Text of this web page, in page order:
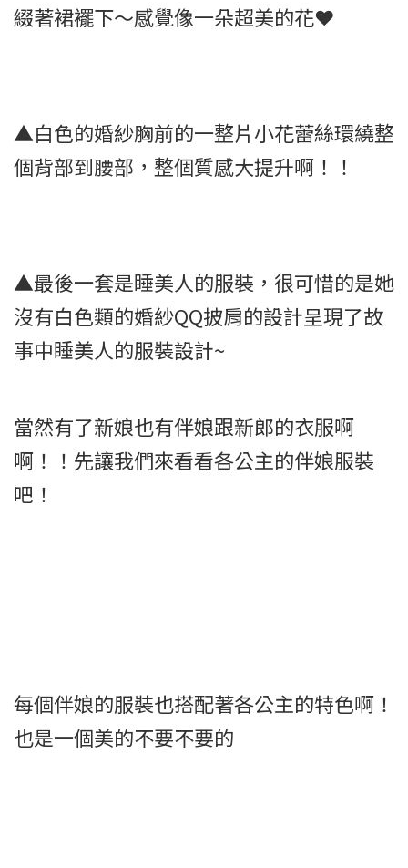
綴著裙襬下～感覺像一朵超美的花❤
▲白色的婚紗胸前的一整片小花蕾絲環繞整
個背部到腰部，整個質感大提升啊！！
▲最後一套是睡美人的服裝，很可惜的是她
沒有白色類的婚紗QQ披肩的設計呈現了故
事中睡美人的服裝設計~
當然有了新娘也有伴娘跟新郎的衣服啊
啊！！先讓我們來看看各公主的伴娘服裝
吧！
每個伴娘的服裝也搭配著各公主的特色啊！
也是一個美的不要不要的